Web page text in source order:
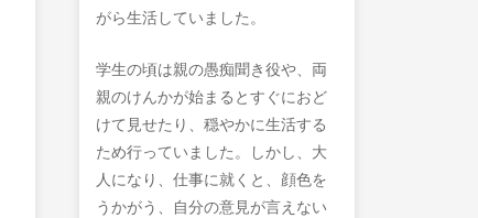
がら生活していました。
学生の頃は親の愚痴聞き役や、両
親のけんかが始まるとすぐにおど
けて見せたり、穏やかに生活する
ため行っていました。しかし、大
人になり、仕事に就くと、顔色を
うかがう、自分の意見が言えない